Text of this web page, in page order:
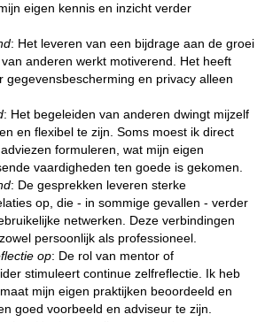
eigen kennis en inzicht verder
: Het leveren van een bijdrage aan de groei
anderen werkt motiverend. Het heeft
gegevensbescherming en privacy alleen
: Het begeleiden van anderen dwingt mijzelf
en flexibel te zijn. Soms moest ik direct
formuleren, wat mijn eigen
vaardigheden ten goede is gekomen.
: De gesprekken leveren sterke
op, die - in sommige gevallen - verder
netwerken. Deze verbindingen
persoonlijk als professioneel.
op: De rol van mentor of
stimuleert continue zelfreflectie. Ik heb
mijn eigen praktijken beoordeeld en
goed voorbeeld en adviseur te zijn.